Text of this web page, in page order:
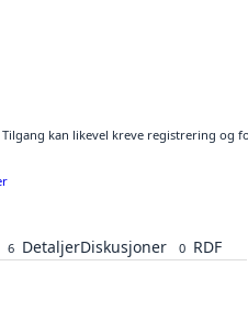
kan likevel kreve registrering og
6 DetaljerDiskusjoner 0 RDF